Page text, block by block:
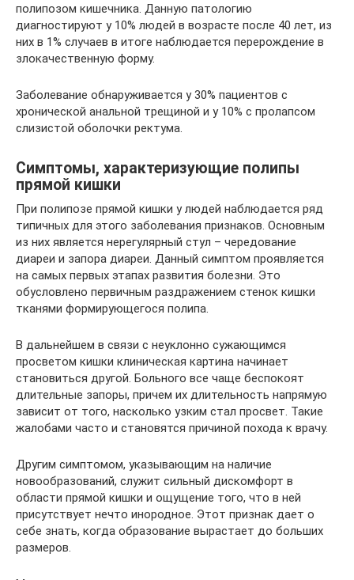
полипозом кишечника. Данную патологию
диагностируют у 10% людей в возрасте после 40 лет, из
них в 1% случаев в итоге наблюдается перерождение в
злокачественную форму.
Заболевание обнаруживается у 30% пациентов с
хронической анальной трещиной и у 10% с пролапсом
слизистой оболочки ректума.
Симптомы, характеризующие полипы
прямой кишки
При полипозе прямой кишки у людей наблюдается ряд
типичных для этого заболевания признаков. Основным
из них является нерегулярный стул – чередование
диареи и запора диареи. Данный симптом проявляется
на самых первых этапах развития болезни. Это
обусловлено первичным раздражением стенок кишки
тканями формирующегося полипа.
В дальнейшем в связи с неуклонно сужающимся
просветом кишки клиническая картина начинает
становиться другой. Больного все чаще беспокоят
длительные запоры, причем их длительность напрямую
зависит от того, насколько узким стал просвет. Такие
жалобами часто и становятся причиной похода к врачу.
Другим симптомом, указывающим на наличие
новообразований, служит сильный дискомфорт в
области прямой кишки и ощущение того, что в ней
присутствует нечто инородное. Этот признак дает о
себе знать, когда образование вырастает до больших
размеров.